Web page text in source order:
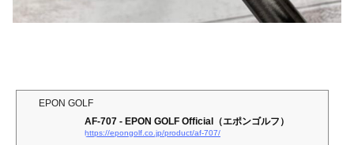
EPON GOLF
AF-707 - EPON GOLF Official（エポンゴルフ）
https://epongolf.co.jp/product/af-707/